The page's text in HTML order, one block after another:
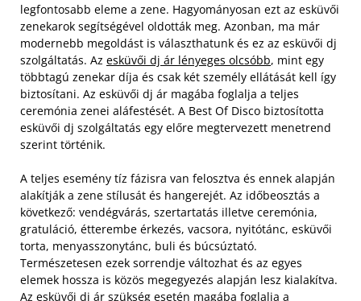
legfontosabb eleme a zene. Hagyományosan ezt az esküvői
zenekarok segítségével oldották meg. Azonban, ma már
modernebb megoldást is választhatunk és ez az esküvői dj
szolgáltatás. Az esküvői dj ár lényeges olcsóbb, mint egy
többtagú zenekar díja és csak két személy ellátását kell így
biztosítani. Az esküvői dj ár magába foglalja a teljes
ceremónia zenei aláfestését. A Best Of Disco biztosította
esküvői dj szolgáltatás egy előre megtervezett menetrend
szerint történik.
A teljes esemény tíz fázisra van felosztva és ennek alapján
alakítják a zene stílusát és hangerejét. Az időbeosztás a
következő: vendégvárás, szertartatás illetve ceremónia,
gratuláció, étterembe érkezés, vacsora, nyitótánc, esküvői
torta, menyasszonytánc, buli és búcsúztató.
Természetesen ezek sorrendje változhat és az egyes
elemek hossza is közös megegyezés alapján lesz kialakítva.
Az esküvői dj ár szükség esetén magába foglalja a